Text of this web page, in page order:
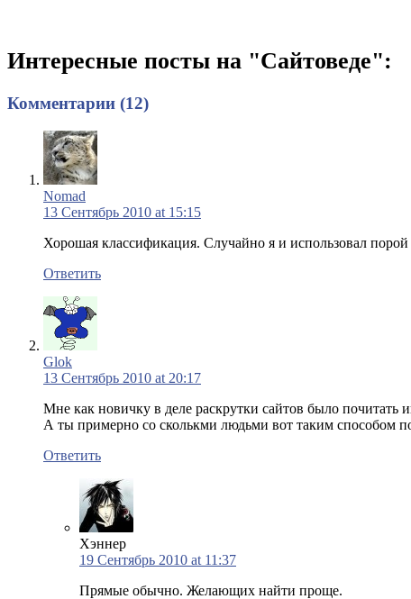
Интересные посты на "Сайтоведе":
Комментарии (12)
Nomad
13 Сентябрь 2010 at 15:15
Хорошая классификация. Случайно я и использовал порой
Ответить
Glok
13 Сентябрь 2010 at 20:17
Мне как новичку в деле раскрутки сайтов было почитать
А ты примерно со сколькми людьми вот таким способом
Ответить
Хэннер
19 Сентябрь 2010 at 11:37
Прямые обычно. Желающих найти проще.